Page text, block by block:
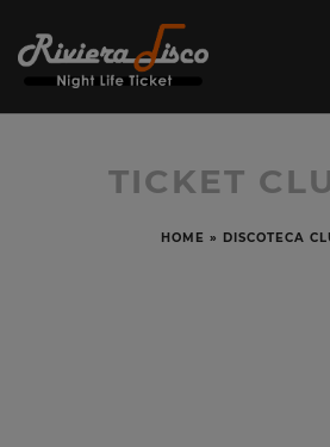
TICKET
HOME » DISCOTECA